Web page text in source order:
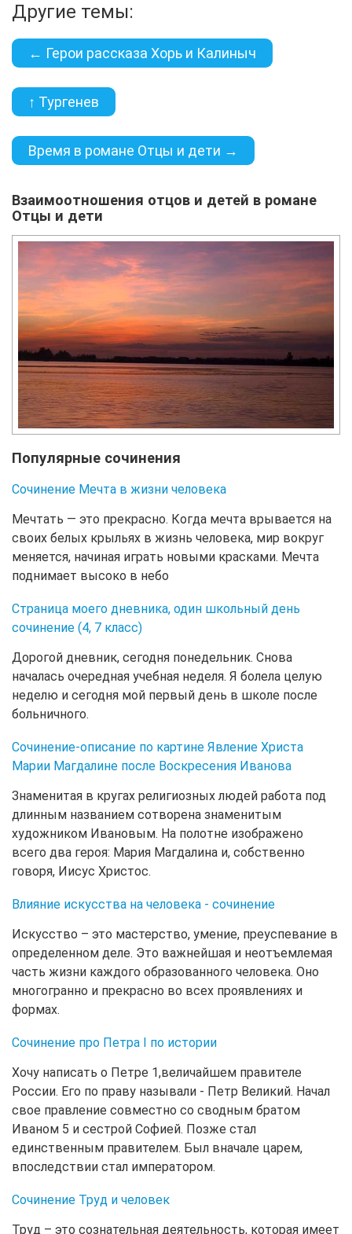
Другие темы:
← Герои рассказа Хорь и Калиныч
↑ Тургенев
Время в романе Отцы и дети →
Взаимоотношения отцов и детей в романе
Отцы и дети
Популярные сочинения
Сочинение Мечта в жизни человека
Мечтать — это прекрасно. Когда мечта врывается на
своих белых крыльях в жизнь человека, мир вокруг
меняется, начиная играть новыми красками. Мечта
поднимает высоко в небо
Страница моего дневника, один школьный день
сочинение (4, 7 класс)
Дорогой дневник, сегодня понедельник. Снова
началась очередная учебная неделя. Я болела целую
неделю и сегодня мой первый день в школе после
больничного.
Сочинение-описание по картине Явление Христа
Марии Магдалине после Воскресения Иванова
Знаменитая в кругах религиозных людей работа под
длинным названием сотворена знаменитым
художником Ивановым. На полотне изображено
всего два героя: Мария Магдалина и, собственно
говоря, Иисус Христос.
Влияние искусства на человека - сочинение
Искусство – это мастерство, умение, преуспевание в
определенном деле. Это важнейшая и неотъемлемая
часть жизни каждого образованного человека. Оно
многогранно и прекрасно во всех проявлениях и
формах.
Сочинение про Петра I по истории
Хочу написать о Петре 1,величайшем правителе
России. Его по праву называли - Петр Великий. Начал
свое правление совместно со сводным братом
Иваном 5 и сестрой Софией. Позже стал
единственным правителем. Был вначале царем,
впоследствии стал императором.
Сочинение Труд и человек
Труд – это сознательная деятельность, которая имеет